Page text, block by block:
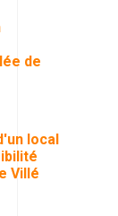
de
local
Villé